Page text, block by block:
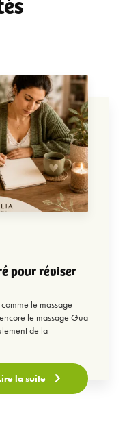
pour réviser
le massage
le massage Gua
de la
la suite